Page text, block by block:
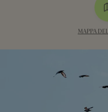
MAPPA